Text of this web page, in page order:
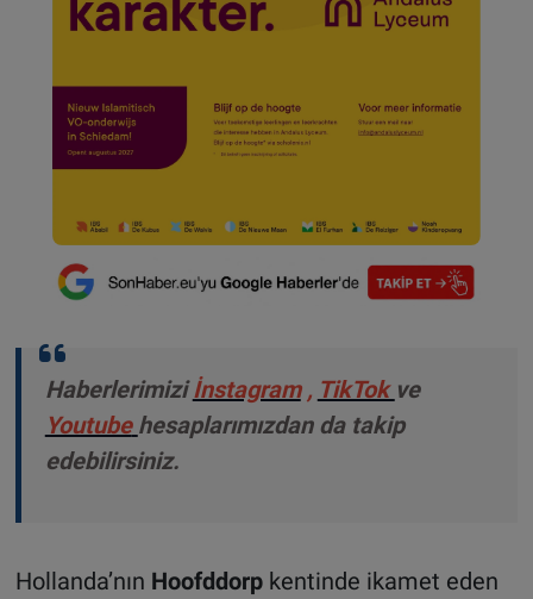
Haberlerimizi İnstagram , TikTok ve
Youtube hesaplarımızdan da takip
edebilirsiniz.
Hollanda’nın Hoofddorp kentinde ikamet eden